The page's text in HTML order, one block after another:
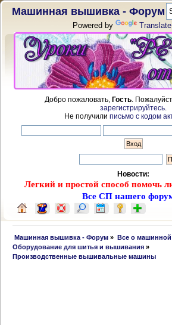
Машинная вышивка - Форум
Powered by Translate
Добро пожаловать, Гость.
зарегистрируйтесь
Не получили письмо с кодом
Новости:
Легкий и простой способ помочь
Все СП нашего
Машинная вышивка - Форум » Все о
Оборудование для шитья и вышивания »
Производственные вышивальные машины